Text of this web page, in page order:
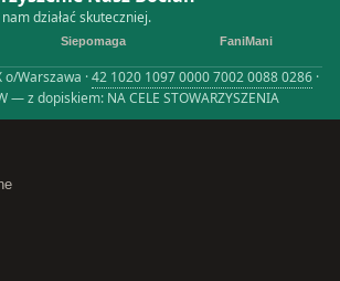
działać skuteczniej.
Siepomaga FaniMani
o/Warszawa ·42 1020 1097 0000 7002 0088 0286 ·
— z dopiskiem: NA CELE STOWARZYSZENIA